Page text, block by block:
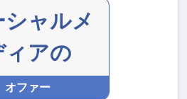
シャルメ
ィアの
オファー